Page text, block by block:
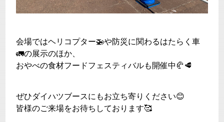
会場ではヘリコプター🚁や防災に関わるはたらく車
🚛の展示のほか、
おやべの食材フードフェスティバルも開催中🥐🥩
ぜひダイハツブースにもお立ち寄りください😊
皆様のご来場をお待ちしております🥰